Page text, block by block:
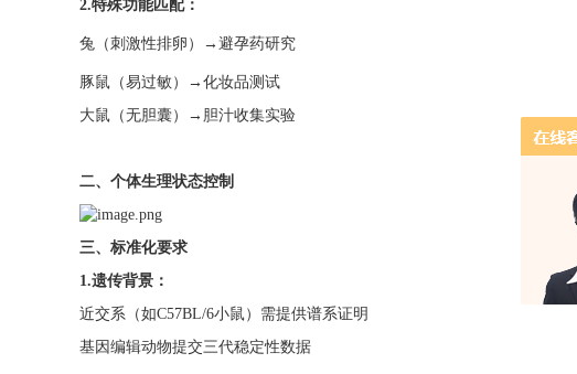
2.特殊功能匹配：
兔（刺激性排卵）→避孕药研究
豚鼠（易过敏）→化妆品测试
大鼠（无胆囊）→胆汁收集实验
二、个体生理状态控制
三、标准化要求
1.遗传背景：
近交系（如C57BL/6小鼠）需提供谱系证明
基因编辑动物提交三代稳定性数据